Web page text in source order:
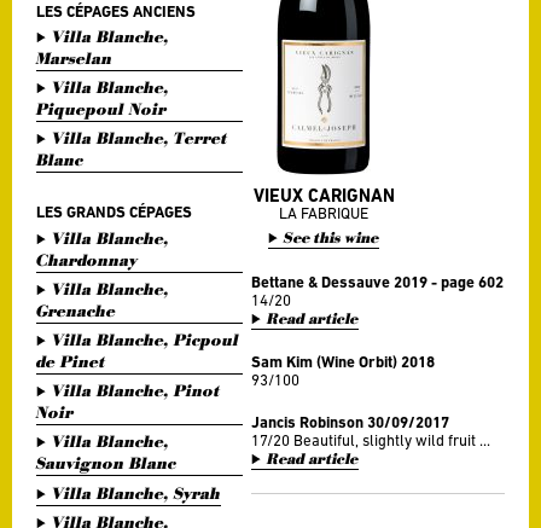
LES CÉPAGES ANCIENS
Villa Blanche,
Marselan
Villa Blanche,
Piquepoul Noir
Villa Blanche, Terret
Blanc
LES GRANDS CÉPAGES
Villa Blanche,
Chardonnay
Villa Blanche,
Grenache
Villa Blanche, Picpoul
de Pinet
Villa Blanche, Pinot
Noir
Villa Blanche,
Sauvignon Blanc
Villa Blanche, Syrah
Villa Blanche,
VIEUX CARIGNAN
LA FABRIQUE
See this wine
Bettane & Dessauve 2019 - page 602
14/20
Read article
Sam Kim (Wine Orbit) 2018
93/100
Jancis Robinson 30/09/2017
17/20 Beautiful, slightly wild fruit ...
Read article